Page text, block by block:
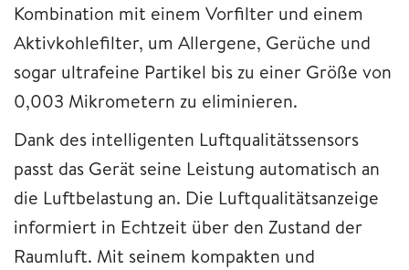
Kombination mit einem Vorfilter und einem
Aktivkohlefilter, um Allergene, Gerüche und
sogar ultrafeine Partikel bis zu einer Größe von
0,003 Mikrometern zu eliminieren.
Dank des intelligenten Luftqualitätssensors
passt das Gerät seine Leistung automatisch an
die Luftbelastung an. Die Luftqualitätsanzeige
informiert in Echtzeit über den Zustand der
Raumluft. Mit seinem kompakten und